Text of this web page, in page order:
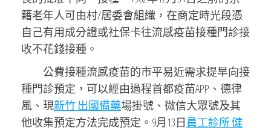
籍老年人可由村/居委會組織，在商定時光段憑
自己有用成分證或社保卡往流感疫苗接種門診接
收不花錢接種。
公費接種流感疫苗的市平易近需求提早向接
種門診預定，可以經由過程首都疫苗APP、德律
風、現新竹 出國備藥場掛號、微信大眾號及其
他收集預定方法完成預定。9月13日 員工診所 健